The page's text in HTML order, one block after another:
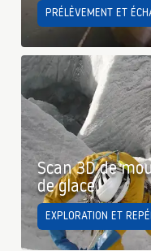
PRÉLÈVEMENT ET
Scan 3D de
de glace
EXPLORATION ET